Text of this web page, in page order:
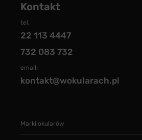
Kontakt
tel.
22 113 4447
732 083 732
email:
kontakt@wokularach.pl
Marki okularów